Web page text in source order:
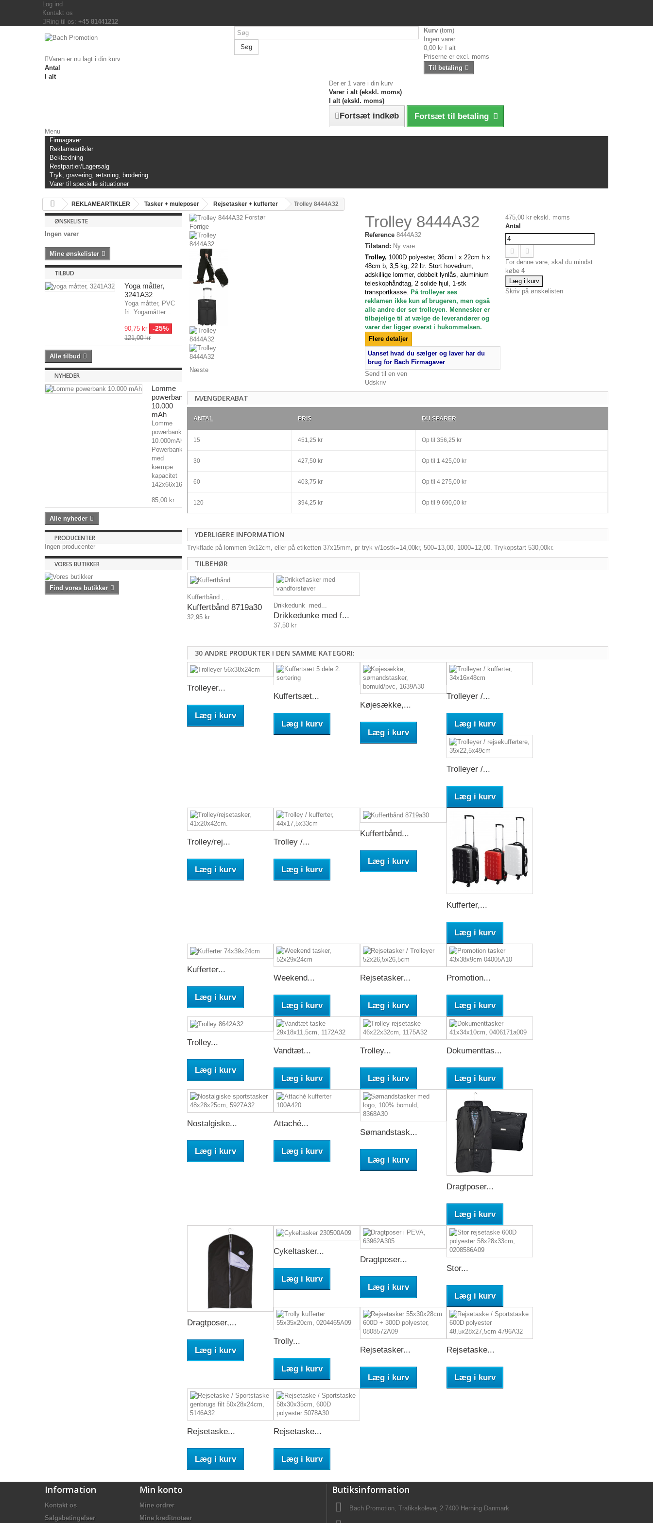
Log ind
Kontakt os
Ring til os: +45 81441212
Søg
Kurv (tom)
Ingen varer
0,00 kr
I alt
Priserne er excl. moms
Til betaling
Varen er nu lagt i din kurv
Antal
I alt
Der er 1 vare i din kurv
Varer i alt (ekskl. moms)
I alt (ekskl. moms)
Fortsæt indkøb Fortsæt til betaling
Menu
Firmagaver
Reklameartikler
Beklædning
Restpartier/Lagersalg
Tryk, gravering, ætsning, brodering
Varer til specielle situationer
REKLAMEARTIKLER Tasker + muleposer Rejsetasker + kufferter Trolley 8444A32
ØNSKELISTE
Ingen varer
Mine ønskelister
TILBUD
Yoga måtter,
3241A32
Yoga måtter, PVC
fri. Yogamåtter...
90,75 kr -25%
121,00 kr
Alle tilbud
NYHEDER
Lomme
powerbank
10.000
mAh
Lomme
powerbank
10.000mAh
Powerbank
med
kæmpe
kapacitet
142x66x16mm,...
85,00 kr
Alle nyheder
PRODUCENTER
Ingen producenter
VORES BUTIKKER
Find vores butikker
Forstør
Forrige
Næste
Trolley 8444A32
Reference 8444A32
Tilstand: Ny vare
Trolley, 1000D polyester, 36cm l x 22cm h x
48cm b, 3,5 kg, 22 ltr. Stort hovedrum,
adskillige lommer, dobbelt lynlås, aluminium
teleskophåndtag, 2 solide hjul, 1-stk
transportkasse. På trolleyer ses
reklamen ikke kun af brugeren, men også
alle andre der ser trolleyen. Mennesker er
tilbøjelige til at vælge de leverandører og
varer der ligger øverst i hukommelsen.
Flere detaljer
Uanset hvad du sælger og laver har du
brug for Bach Firmagaver
Send til en ven
Udskriv
475,00 kr ekskl. moms
Antal
For denne vare, skal du mindst
købe4
Læg i kurv
Skriv på ønskelisten
MÆNGDERABAT
ANTAL PRIS DU SPARER
15 451,25 kr Op til 356,25 kr
30 427,50 kr Op til 1 425,00 kr
60 403,75 kr Op til 4 275,00 kr
120 394,25 kr Op til 9 690,00 kr
YDERLIGERE INFORMATION
Trykflade på lommen 9x12cm, eller på etiketten 37x15mm, pr tryk v/1ostk=14,00kr, 500=13,00, 1000=12,00. Trykopstart 530,00kr.
TILBEHØR
Kuffertbånd ,...
Kuffertbånd 8719a30
32,95 kr
Drikkedunk med...
Drikkedunke med f...
37,50 kr
30 ANDRE PRODUKTER I DEN SAMME KATEGORI:
Trolleyer...
Læg i kurv
Kuffertsæt...
Læg i kurv
Køjesække,...
Læg i kurv
Trolleyer /...
Læg i kurv
Trolleyer /...
Læg i kurv
Trolley/rej...
Læg i kurv
Trolley /...
Læg i kurv
Kuffertbånd...
Læg i kurv
Kufferter,...
Læg i kurv
Kufferter...
Læg i kurv
Weekend...
Læg i kurv
Rejsetasker...
Læg i kurv
Promotion...
Læg i kurv
Trolley...
Læg i kurv
Vandtæt...
Læg i kurv
Trolley...
Læg i kurv
Dokumenttas...
Læg i kurv
Nostalgiske...
Læg i kurv
Attaché...
Læg i kurv
Sømandstask...
Læg i kurv
Dragtposer...
Læg i kurv
Dragtposer,...
Læg i kurv
Cykeltasker...
Læg i kurv
Dragtposer...
Læg i kurv
Stor...
Læg i kurv
Trolly...
Læg i kurv
Rejsetasker...
Læg i kurv
Rejsetaske...
Læg i kurv
Rejsetaske...
Læg i kurv
Rejsetaske...
Læg i kurv
Information
Kontakt os
Salgsbetingelser
Min konto
Mine ordrer
Mine kreditnotaer
Butiksinformation
Bach Promotion, Trafikskolevej 2 7400 Herning Danmark